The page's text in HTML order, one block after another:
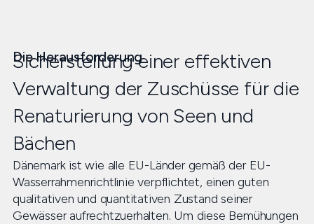
Die Herausforderung
Sicherstellung einer effektiven
Verwaltung der Zuschüsse für die
Renaturierung von Seen und
Bächen
Dänemark ist wie alle EU-Länder gemäß der EU-
Wasserrahmenrichtlinie verpflichtet, einen guten
qualitativen und quantitativen Zustand seiner
Gewässer aufrechtzuerhalten. Um diese Bemühungen